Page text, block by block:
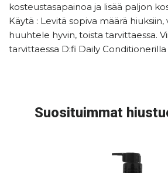
kosteustasapainoa ja lisää paljon
Käytä : Levitä sopiva määrä hiuksiin,
huuhtele hyvin, toista tarvittaessa.
tarvittaessa D:fi Daily Conditionerilla
Suosituimmat